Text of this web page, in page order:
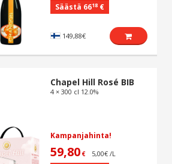
Säästä 6618 €
149,88€
Chapel Hill Rosé BIB
4 × 300 cl 12.0%
Kampanjahinta!
59,80 € 5,00€ /L